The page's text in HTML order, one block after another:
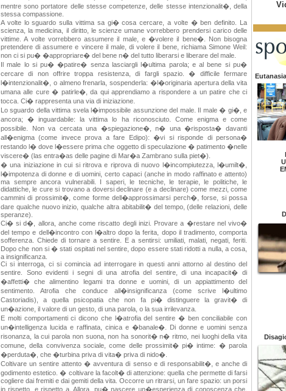
mentre sono portatore delle stesse competenze, delle stesse intenzionalit�, della
stessa compassione.
A volte lo sguardo sulla vittima sa gi� cosa cercare, a volte � ben definito. La
scienza, la medicina, il diritto, le scienze umane vorrebbero prendersi carico delle
vittime. A volte vorrebbero assumere il male, e �volere il bene�. Non bisogna
pretendere di assumere e vincere il male, di volere il bene, richiama Simone Weil:
non ci si pu� �appropriare� del bene n� del tutto liberarsi e liberare del male.
Il male lo si pu� �patire� senza lasciargli l�ultima parola; e al bene si pu�
cercare di non offrire troppa resistenza, di fargli spazio. � difficile fermare
l�intenzionalit�, o almeno frenarla, sospenderla: �l�originaria apertura della vita
umana alle cure � patirle�, da qui apprendiamo a rispondere a un patire che ci
tocca. Ci� rappresenta una via di iniziazione.
Lo sguardo della vittima svela l�impossibile assunzione del male. Il male � gi�, e
ancora; � inguardabile: la vittima lo ha riconosciuto. Come enigma e come
possibile. Non va cercata una �spiegazione�, n� una �risposta� davanti
all�enigma (come invece prova a fare Edipo): �vi si risponde di persona�
restando l� dove l�essere prima che oggetto di speculazione � patimento �nelle
viscere� (las entra�as delle pagine di Mar�a Zambrano sulla piet�).
� una iniziazione in cui si ritrova e riprova di nuovo l�incompiutezza, l�umilt�,
l�impotenza di donne e di uomini, certo capaci (anche in modo raffinato e attento)
ma sempre ancora vulnerabili. I saperi, le tecniche, le terapie, le politiche, le
didattiche, le cure si trovano a doversi declinare (e a declinare) come mezzi, come
cammini di prossimit�, come forme dell�approssimarsi perch�, forse, si possa
dare qualche nuovo inizio, qualche altra abitabilit� del tempo, (delle relazioni, delle
speranze).
Ci� si d�, allora, anche come riscatto degli inizi. Provare a �restare nel vivo�
del tempo e dell�incontro con l�altro dopo la ferita, dopo il tradimento, comporta
sofferenza. Chiede di tornare a sentire. E a sentirsi: umiliati, malati, negati, feriti.
Dopo che non si � stati ospitati nel sentire, dopo essere stati ridotti a nulla, a cosa,
a insignificanza.
Ci si interroga, ci si comincia ad interrogare in questi anni attorno al destino del
sentire. Sono evidenti i segni di una atrofia del sentire, di una incapacit� di
�affetti� che alimentino legami tra donne e uomini, di un appiattimento del
sentimento. Atrofia che conduce all�insignificanza (come scrive l�ultimo
Castoriadis), a quella psicopatia che non fa pi� distinguere la gravit� di
un�azione, il valore di un gesto, di una parola, o la sua irrilevanza.
E molti comportamenti ci dicono che l�atrofia del sentire � ben conciliabile con
un�intelligenza lucida e raffinata, cinica e �banale�. Di donne e uomini senza
risonanza, la cui parola non suona, non ha sonorit� n� ritmo, nei luoghi della vita
comune, della convivenza sociale, come delle prossimit� pi� intime: � parola
�perduta�, che �turbina priva di vita� priva di nido�.
Coltivare un sentire attento � avventura di senso e di responsabilit�, e anche di
godimento estetico. � coltivare la facolt� di attenzione: quella che permette di farsi
cogliere dai fremiti e dai gemiti della vita. Occorre un ritrarsi, un fare spazio: un porsi
in rispetto, e rispetto a. Allora, pu� nascere un�esperienza di conoscenza che,